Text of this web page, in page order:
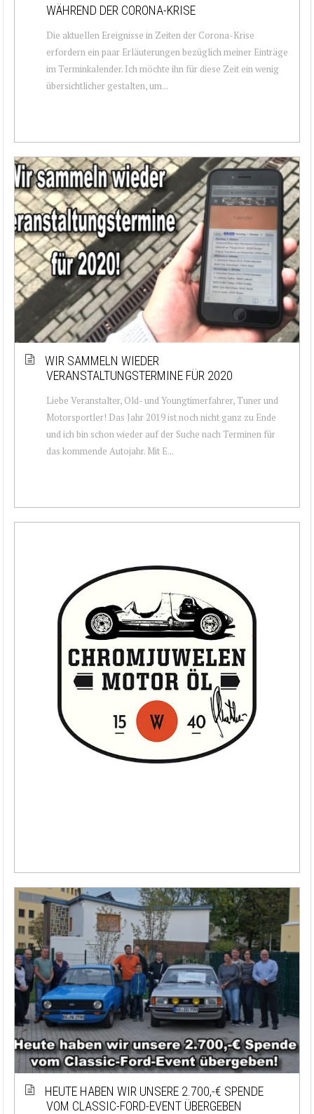
WÄHREND DER CORONA-KRISE
Die aktuellen Ereignisse in Zeiten der Corona-Krise
erfordern ein paar Erläuterungen bezüglich meiner Einträge
im Terminkalender. Ich möchte ihn für diese Zeit ein wenig
übersichtlicher gestalten, um...
WIR SAMMELN WIEDER
VERANSTALTUNGSTERMINE FÜR 2020
Liebe Veranstalter, Old- und Youngtimerfahrer, Tuner und
Motorsportler! Das Jahr 2019 ist noch nicht ganz zu Ende
und ich bin schon wieder auf der Suche nach Terminen für
das kommende Autojahr. Mit E...
HEUTE HABEN WIR UNSERE 2.700,-€ SPENDE
VOM CLASSIC-FORD-EVENT ÜBERGEBEN